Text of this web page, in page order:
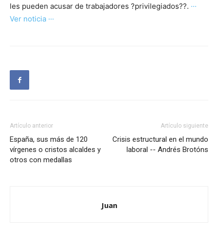
les pueden acusar de trabajadores ?privilegiados??. ···
Ver noticia ···
Artículo anterior
España, sus más de 120
vírgenes o cristos alcaldes y
otros con medallas
Artículo siguiente
Crisis estructural en el mundo
laboral -- Andrés Brotóns
Juan